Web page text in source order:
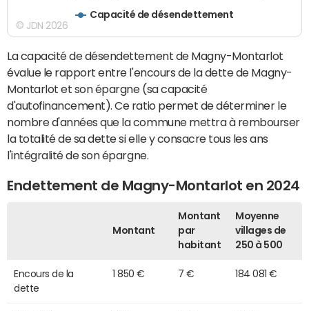
Capacité de désendettement
© JDN 2026
La capacité de désendettement de Magny-Montarlot
évalue le rapport entre l'encours de la dette de Magny-
Montarlot et son épargne (sa capacité
d'autofinancement). Ce ratio permet de déterminer le
nombre d'années que la commune mettra à rembourser
la totalité de sa dette si elle y consacre tous les ans
l'intégralité de son épargne.
Endettement de Magny-Montarlot en 2024
Montant
Montant
par
habitant
Moyenne
villages de
250 à 500
Encours de la
dette
1 850 € 7 € 184 081 €